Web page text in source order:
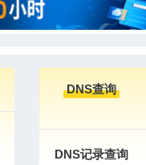
DNS查询
DNS记录查询